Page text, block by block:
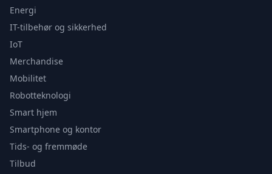
Energi
IT-tilbehør og sikkerhed
IoT
Merchandise
Mobilitet
Robotteknologi
Smart hjem
Smartphone og kontor
Tids- og fremmøde
Tilbud